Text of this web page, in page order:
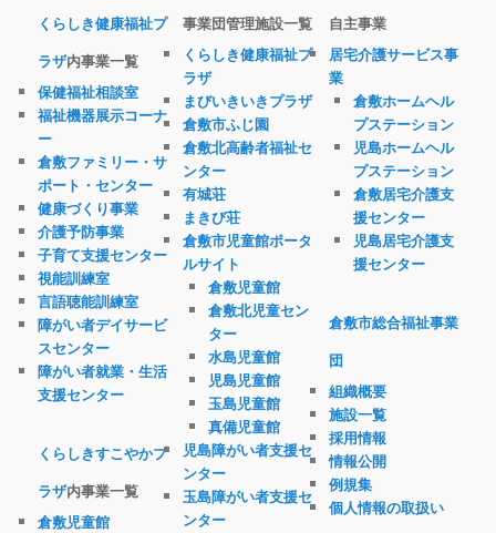
くらしき健康福祉プ
ラザ内事業一覧
保健福祉相談室
福祉機器展示コーナ
ー
倉敷ファミリー・サ
ポート・センター
健康づくり事業
介護予防事業
子育て支援センター
視能訓練室
言語聴能訓練室
障がい者デイサービ
スセンター
障がい者就業・生活
支援センター
くらしきすこやかプ
ラザ内事業一覧
倉敷児童館
事業団管理施設一覧
くらしき健康福祉プ
ラザ
まびいきいきプラザ
倉敷市ふじ園
倉敷北高齢者福祉セ
ンター
有城荘
まきび荘
倉敷市児童館ポータ
ルサイト
倉敷児童館
倉敷北児童セン
ター
水島児童館
児島児童館
玉島児童館
真備児童館
児島障がい者支援セ
ンター
玉島障がい者支援セ
ンター
自主事業
居宅介護サービス事
業
倉敷ホームヘル
プステーション
児島ホームヘル
プステーション
倉敷居宅介護支
援センター
児島居宅介護支
援センター
倉敷市総合福祉事業
団
組織概要
施設一覧
採用情報
情報公開
例規集
個人情報の取扱い